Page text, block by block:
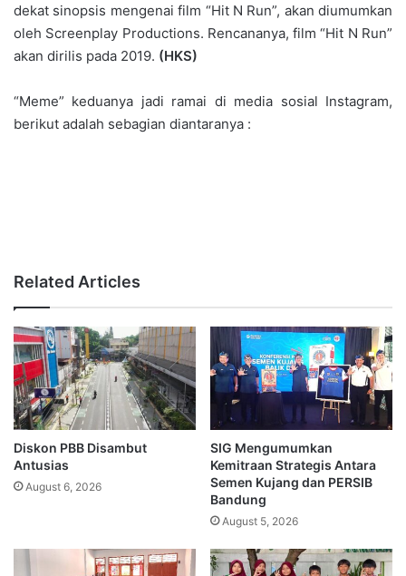
dekat sinopsis mengenai film “Hit N Run”, akan diumumkan
oleh Screenplay Productions. Rencananya, film “Hit N Run”
akan dirilis pada 2019. (HKS)
“Meme” keduanya jadi ramai di media sosial Instagram,
berikut adalah sebagian diantaranya :
Related Articles
Diskon PBB Disambut
Antusias
August 6, 2026
SIG Mengumumkan
Kemitraan Strategis Antara
Semen Kujang dan PERSIB
Bandung
August 5, 2026